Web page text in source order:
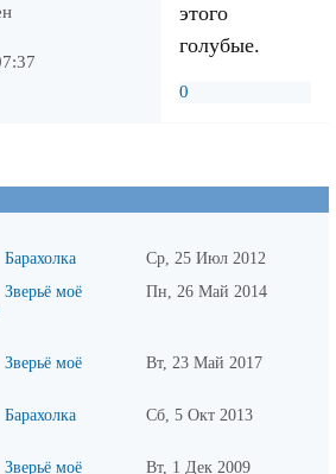
этого
голубые.
0
Барахолка
Ср, 25 Июл 2012
Зверьё моё Пн, 26 Май 2014
Зверьё моё Вт, 23 Май 2017
Барахолка Сб, 5 Окт 2013
Зверьё моё Вт, 1 Дек 2009